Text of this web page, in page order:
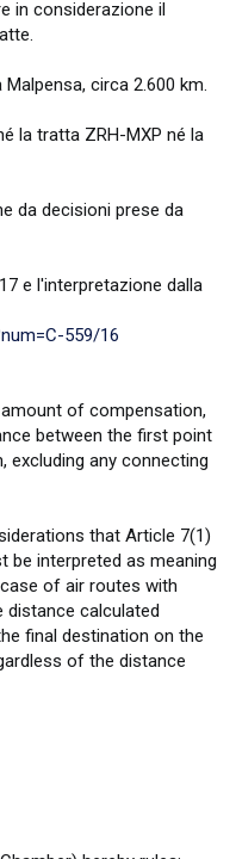
in considerazione il
circa 2.600 km.
la tratta ZRH-MXP né la
da decisioni prese da
e l'interpretazione dalla
559/16
of compensation,
between the first point
excluding any connecting
that Article 7(1)
be interpreted as meaning
of air routes with
distance calculated
final destination on the
of the distance